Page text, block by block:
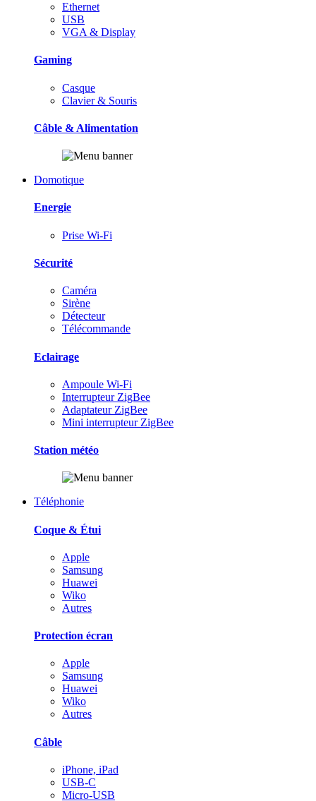
Ethernet
USB
VGA & Display
Gaming
Casque
Clavier & Souris
Câble & Alimentation
Domotique
Energie
Prise Wi-Fi
Sécurité
Caméra
Sirène
Détecteur
Télécommande
Eclairage
Ampoule Wi-Fi
Interrupteur ZigBee
Adaptateur ZigBee
Mini interrupteur ZigBee
Station météo
Téléphonie
Coque & Étui
Apple
Samsung
Huawei
Wiko
Autres
Protection écran
Apple
Samsung
Huawei
Wiko
Autres
Câble
iPhone, iPad
USB-C
Micro-USB